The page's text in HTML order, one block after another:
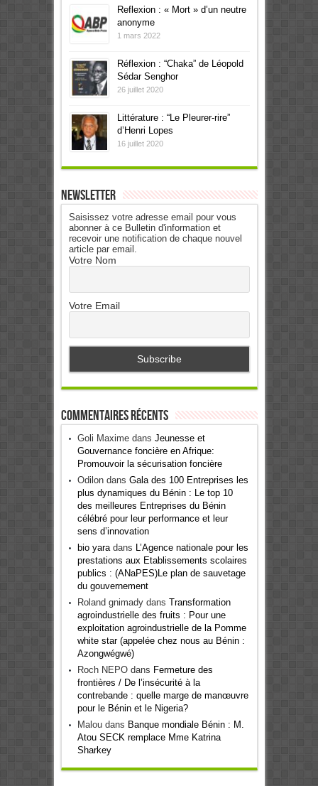
Reflexion : « Mort » d’un neutre
anonyme
1 mars 2022
Réflexion : “Chaka” de Léopold
Sédar Senghor
26 juillet 2020
Littérature : “Le Pleurer-rire”
d’Henri Lopes
16 juillet 2020
Newsletter
Saisissez votre adresse email pour vous
abonner à ce Bulletin d'information et
recevoir une notification de chaque nouvel
article par email.
Votre Nom
Votre Email
Commentaires récents
Goli Maximedans Jeunesse et
Gouvernance foncière en Afrique:
Promouvoir la sécurisation foncière
Odilondans Gala des 100 Entreprises les
plus dynamiques du Bénin : Le top 10
des meilleures Entreprises du Bénin
célébré pour leur performance et leur
sens d’innovation
bio yaradans
L’Agence nationale pour les
prestations aux Etablissements scolaires
publics : (ANaPES)Le plan de sauvetage
du gouvernement
Roland gnimadydans Transformation
agroindustrielle des fruits : Pour une
exploitation agroindustrielle de la Pomme
white star (appelée chez nous au Bénin :
Azongwégwé)
Roch NEPOdans Fermeture des
frontières / De l’insécurité à la
contrebande : quelle marge de manœuvre
pour le Bénin et le Nigeria?
Maloudans Banque mondiale Bénin : M.
Atou SECK remplace Mme Katrina
Sharkey